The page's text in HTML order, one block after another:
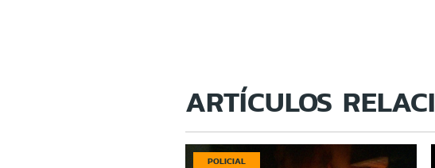
ARTÍCULOS
POLICIAL